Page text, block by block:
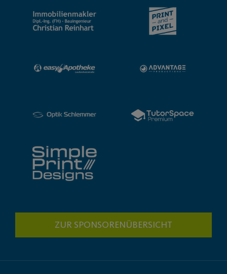
ZUR SPONSORENÜBERSICHT